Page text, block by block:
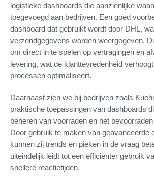
logistieke dashboards die aanzienlijke
toegevoegd aan bedrijven. Een goed
dashboard dat gebruikt wordt door DHL,
verzendgegevens worden weergegeven.
om direct in te spelen op vertragingen en
levering, wat de klanttevredenheid
processen optimaliseert.
Daarnaast zien we bij bedrijven zoals
praktische toepassingen van dashboards
beheren van voorraden en het
Door gebruik te maken van geavanceerde
kunnen zij trends en pieken in de vraag
uiteindelijk leidt tot een efficiënter gebruik
snellere reactietijden.